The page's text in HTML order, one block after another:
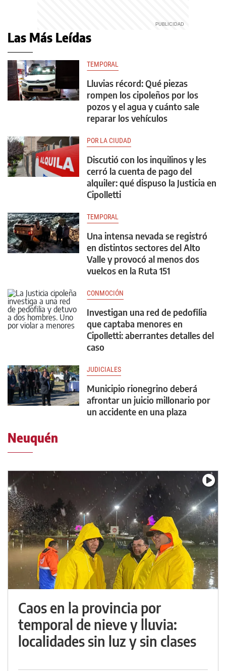
Las Más Leídas
TEMPORAL
Lluvias récord: Qué piezas
rompen los cipoleños por los
pozos y el agua y cuánto sale
reparar los vehículos
POR LA CIUDAD
Discutió con los inquilinos y les
cerró la cuenta de pago del
alquiler: qué dispuso la Justicia en
Cipolletti
TEMPORAL
Una intensa nevada se registró
en distintos sectores del Alto
Valle y provocó al menos dos
vuelcos en la Ruta 151
CONMOCIÓN
Investigan una red de pedofilia
que captaba menores en
Cipolletti: aberrantes detalles del
caso
JUDICIALES
Municipio rionegrino deberá
afrontar un juicio millonario por
un accidente en una plaza
Neuquén
Caos en la provincia por
temporal de nieve y lluvia:
localidades sin luz y sin clases